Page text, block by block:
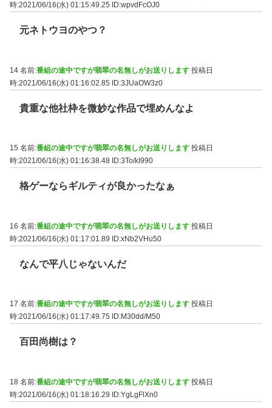
時:2021/06/16(水) 01:15:49.25
ID:wpvdFcOJ0
元ネトウヨのやつ？
14 名前:番組の途中ですが翡翠の名無しがお送りします 投稿日
時:2021/06/16(水) 01:16:02.85 ID:3JUaOW3z0
貴重な他社枠を微妙な作品で埋めんなよ
15 名前:番組の途中ですが翡翠の名無しがお送りします 投稿日
時:2021/06/16(水) 01:16:38.48 ID:3To/kI990
格ゲーならギルティが良かったなぁ
16 名前:番組の途中ですが翡翠の名無しがお送りします 投稿日
時:2021/06/16(水) 01:17:01.89 ID:xNb2VHu50
なんで平八じゃないんだ
17 名前:番組の途中ですが翡翠の名無しがお送りします 投稿日
時:2021/06/16(水) 01:17:49.75
ID:M30dd/M50
百田尚樹は？
18 名前:番組の途中ですが翡翠の名無しがお送りします 投稿日
時:2021/06/16(水) 01:18:16.29
ID:YgLgFlXn0